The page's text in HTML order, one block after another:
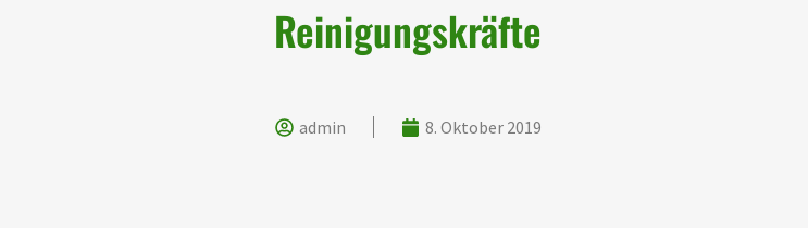
Reinigungskräfte
admin 8. Oktober 2019